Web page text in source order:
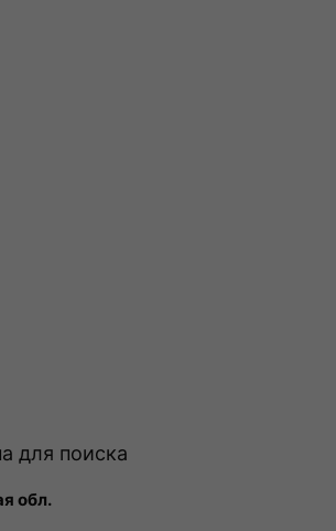
для поиска
обл.